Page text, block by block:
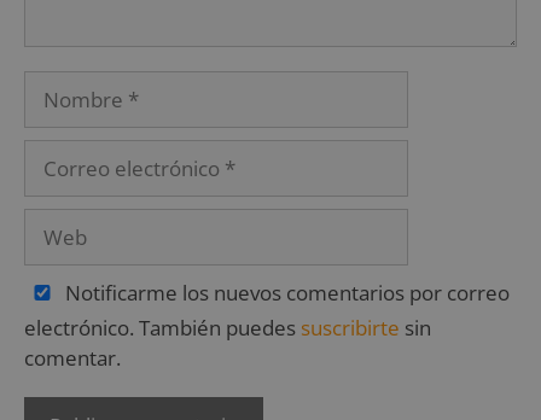
Notificarme los nuevos comentarios por correo
electrónico. También puedes suscribirte sin
comentar.